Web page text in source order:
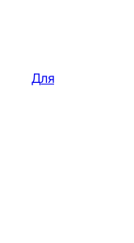
Для